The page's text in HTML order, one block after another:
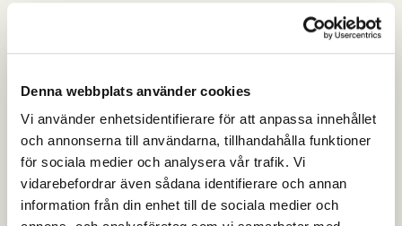
Denna webbplats använder cookies
Vi använder enhetsidentifierare för att anpassa innehållet
och annonserna till användarna, tillhandahålla funktioner
för sociala medier och analysera vår trafik. Vi
vidarebefordrar även sådana identifierare och annan
information från din enhet till de sociala medier och